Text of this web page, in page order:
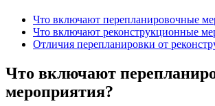
Что включают перепланировочные
Что включают реконструкционные
Отличия перепланировки от
Что включают
мероприятия?